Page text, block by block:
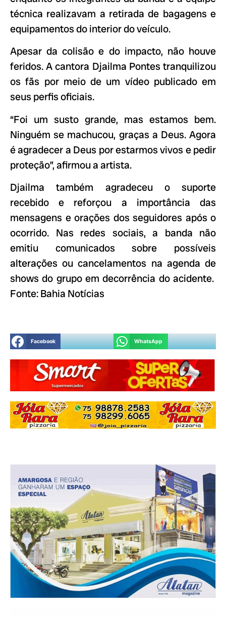
técnica realizavam a retirada de bagagens e
equipamentos do interior do veículo.
Apesar da colisão e do impacto, não houve
feridos. A cantora Djailma Pontes tranquilizou
os fãs por meio de um vídeo publicado em
seus perfis oficiais.
“Foi um susto grande, mas estamos bem.
Ninguém se machucou, graças a Deus. Agora
é agradecer a Deus por estarmos vivos e pedir
proteção”, afirmou a artista.
Djailma também agradeceu o suporte
recebido e reforçou a importância das
mensagens e orações dos seguidores após o
ocorrido. Nas redes sociais, a banda não
emitiu comunicados sobre possíveis
alterações ou cancelamentos na agenda de
shows do grupo em decorrência do acidente.
Fonte: Bahia Notícias
Facebook WhatsApp